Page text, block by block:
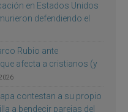
en Estados Unidos
defendiendo el
Rubio ante
afecta a cristianos (y
contestan a su propio
a bendecir parejas del